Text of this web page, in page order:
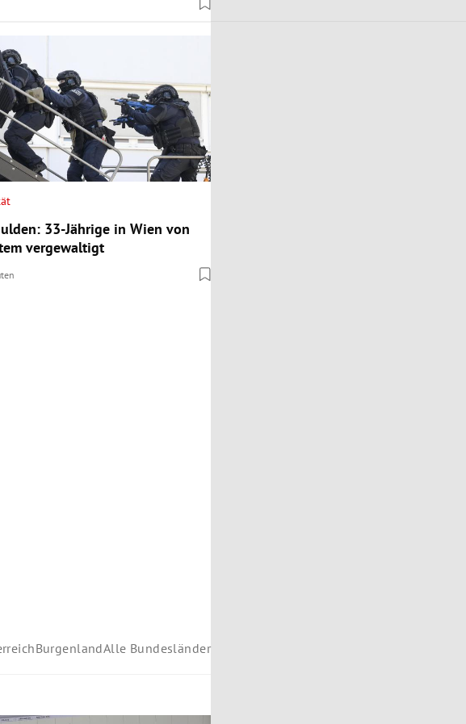
33-Jährige in Wien von
vergewaltigt
BurgenlandAlle Bundesländer